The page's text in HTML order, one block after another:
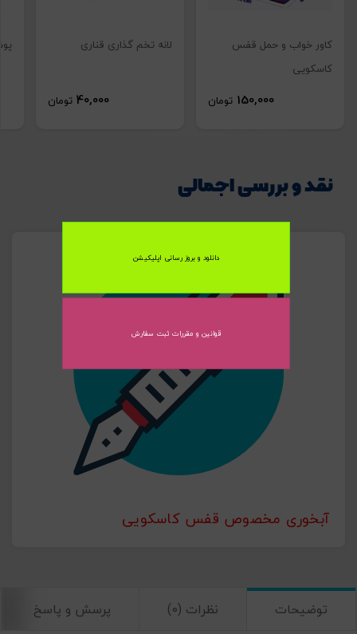
کاور خواب و حمل قفس
کاسکویی
150,000 تومان
لانه تخم گذاری قناری
40,000 تومان
نقد و بررسی اجمالی
آبخوری مخصوص قفس کاسکویی
توضیحات نظرات (0) پرسش و پاسخ
اشتراک گذاری در شبکه های اجتماعی
تصاویر رسمی
قوانین و مقررات ثبت سفارش
دانلود و بروز رسانی اپلیکیشن